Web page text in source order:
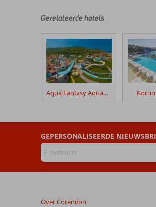
door
klanten
geschreven
na
hun
verblijf
Korumar
Spa
Beoordelingen
die
dan
Gerelateerde hotels
Aqua Fantasy Aquapark Hotel & Spa
GEPERSONALISEERDE
Over Corendon